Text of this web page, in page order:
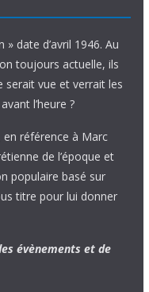
date d’avril 1946. Au
toujours actuelle, ils
serait vue et verrait les
l’heure ?
en référence à Marc
de l’époque et
populaire basé sur
titre pour lui donner
évènements et de